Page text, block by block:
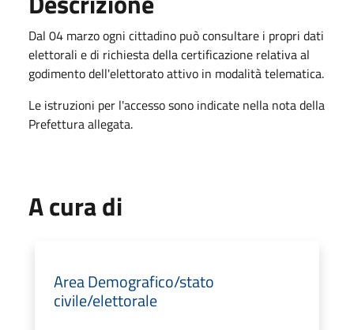
Dal 04 marzo ogni cittadino può consultare i propri dati
elettorali e di richiesta della certificazione relativa al
godimento dell'elettorato attivo in modalità telematica.
Le istruzioni per l'accesso sono indicate nella nota della
Prefettura allegata.
A cura di
Area Demografico/stato
civile/elettorale